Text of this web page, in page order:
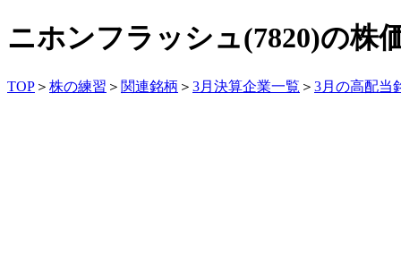
ニホンフラッシュ(7820)の株
TOP ＞ 株の練習 ＞ 関連銘柄 ＞ 3月決算企業一覧 ＞ 3月の高配当